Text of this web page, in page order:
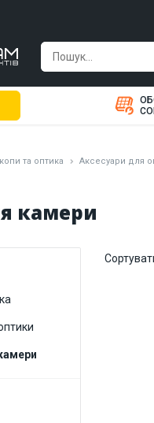
камери
та оптика Аксесуари для